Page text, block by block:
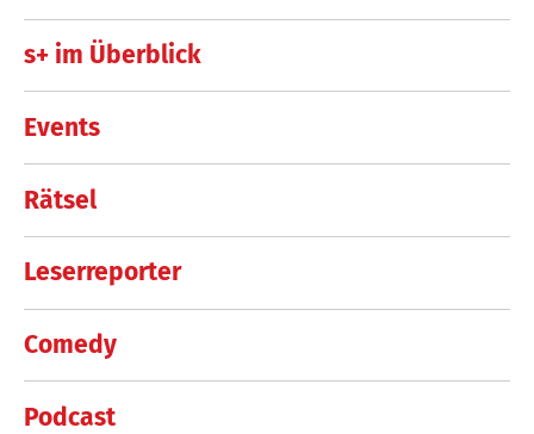
s+ im Überblick
Events
Rätsel
Leserreporter
Comedy
Podcast